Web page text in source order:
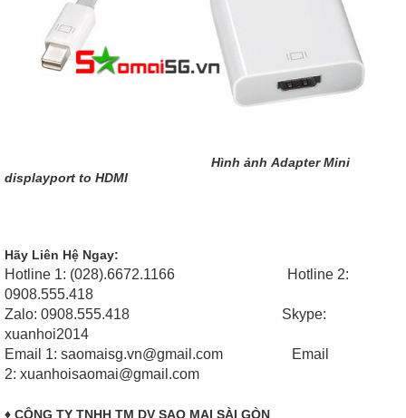
Hình ảnh Adapter Mini
displayport to HDMI
Hãy Liên Hệ Ngay:
Hotline 1: (028).6672.1166 Hotline 2:
0908.555.418
Zalo: 0908.555.418 Skype:
xuanhoi2014
Email 1: saomaisg.vn@gmail.com Email
2: xuanhoisaomai@gmail.com
♦ CÔNG TY TNHH TM DV SAO MAI SÀI GÒN